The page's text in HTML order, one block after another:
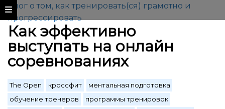
Блог о том, как тренировать(ся) грамотно и
прогрессировать
Как эффективно
выступать на онлайн
соревнованиях
The Open кроссфит
ментальная подготовка
обучение тренеров
программы тренировок